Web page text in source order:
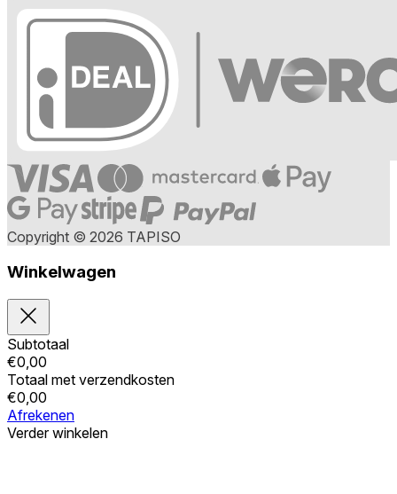
Copyright © 2026 TAPISO
Winkelwagen
Subtotaal
€0,00
Totaal met verzendkosten
€0,00
Afrekenen
Verder winkelen